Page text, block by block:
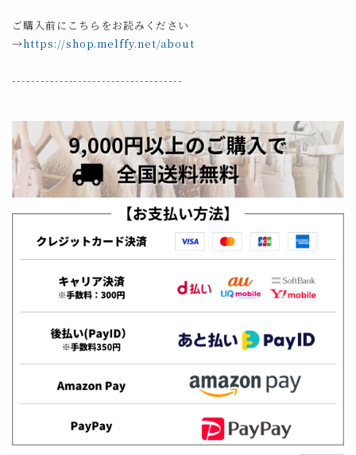
ご購入前にこちらをお読みください
→https://shop.melffy.net/about
------------------------------------